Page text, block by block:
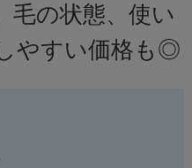
毛の状態、使い
やすい価格も◎